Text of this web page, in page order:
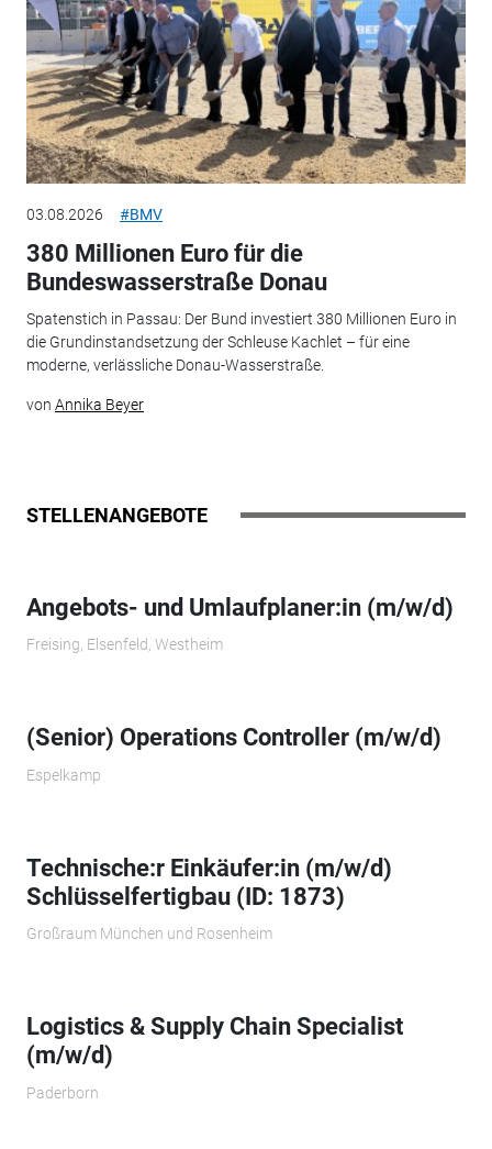
03.08.2026 #BMV
380 Millionen Euro für die
Bundeswasserstraße Donau
Spatenstich in Passau: Der Bund investiert 380 Millionen Euro in
die Grundinstandsetzung der Schleuse Kachlet – für eine
moderne, verlässliche Donau-Wasserstraße.
von Annika Beyer
STELLENANGEBOTE
Angebots- und Umlaufplaner:in (m/w/d)
Freising, Elsenfeld, Westheim
(Senior) Operations Controller (m/w/d)
Espelkamp
Technische:r Einkäufer:in (m/w/d)
Schlüsselfertigbau (ID: 1873)
Großraum München und Rosenheim
Logistics & Supply Chain Specialist
(m/w/d)
Paderborn